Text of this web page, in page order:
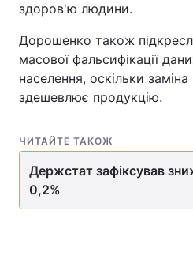
здоров'ю людини.
Дорошенко також
масової фальсифікації
населення, оскільки
здешевлює продукцію.
ЧИТАЙТЕ ТАКОЖ
Держстат зафіксував
0,2%